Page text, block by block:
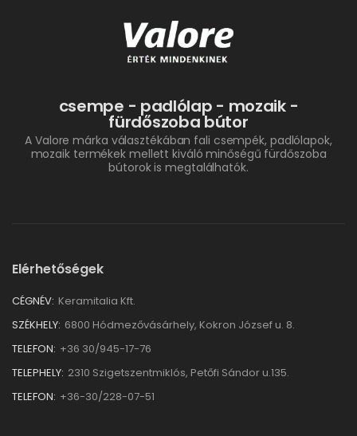
csempe - padlólap - mozaik -
fürdőszoba bútor
A Valore márka választékában fali csempék, padlólapok,
mozaik termékek mellett kiváló minőségű fürdőszoba
bútorok is megtalálhatók.
Elérhetőségek
CÉGNÉV: Keramitalia Kft.
SZÉKHELY: 6800 Hódmezővásárhely, Kokron József u. 8.
TELEFON: +36 30/945-17-76
TELEPHELY: 2310 Szigetszentmiklós, Petőfi Sándor u.135.
TELEFON: +36-30/228-07-51